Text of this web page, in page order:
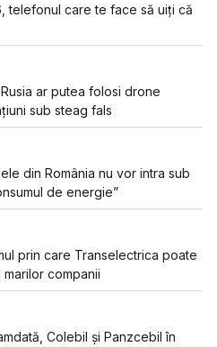
telefonul care te face să uiți că
ar putea folosi drone
sub steag fals
din România nu vor intra sub
de energie”
prin care Transelectrica poate
companii
Colebil și Panzcebil în